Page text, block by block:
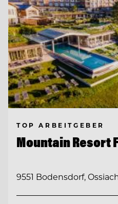
TOP ARBEITGEBER
Mountain Resort
9551 Bodensdorf,